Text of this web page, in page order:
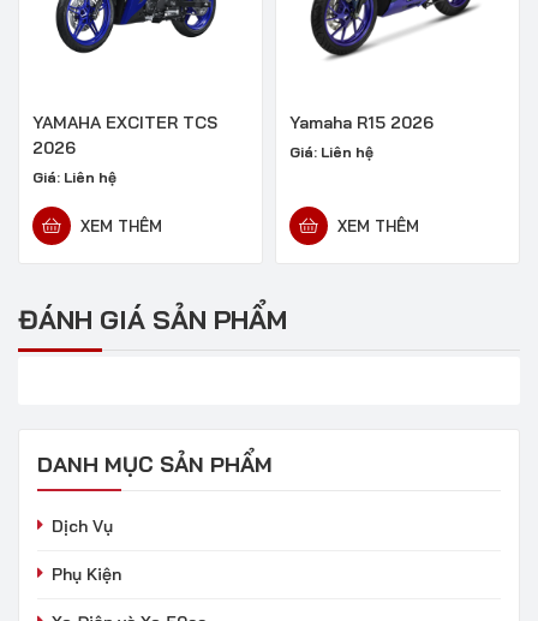
YAMAHA EXCITER TCS
2026
Giá: Liên hệ
XEM THÊM
Yamaha R15 2026
Giá: Liên hệ
XEM THÊM
ĐÁNH GIÁ SẢN PHẨM
DANH MỤC SẢN PHẨM
Dịch Vụ
Phụ Kiện